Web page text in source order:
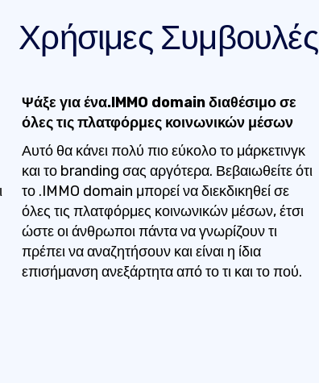
Χρήσιμες Συμβουλές
Ψάξε για ένα.IMMO domain διαθέσιμο σε
όλες τις πλατφόρμες κοινωνικών μέσων
Αυτό θα κάνει πολύ πιο εύκολο το μάρκετινγκ
και το branding σας αργότερα. Βεβαιωθείτε ότι
το .IMMO domain μπορεί να διεκδικηθεί σε
όλες τις πλατφόρμες κοινωνικών μέσων, έτσι
ώστε οι άνθρωποι πάντα να γνωρίζουν τι
πρέπει να αναζητήσουν και είναι η ίδια
επισήμανση ανεξάρτητα από το τι και το πού.